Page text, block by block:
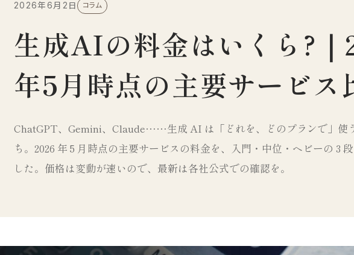
2026年6月2日 コラム
生成AIの料金はいくら?
年5月時点の主要サービス
ChatGPT、Gemini、Claude……生成 AI は「どれを、どのプランで」使
ち。2026 年 5 月時点の主要サービスの料金を、入門・中位・ヘビーの 3
した。価格は変動が速いので、最新は各社公式での確認を。